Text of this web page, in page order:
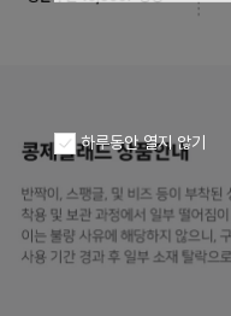
하루동안 열지 않기